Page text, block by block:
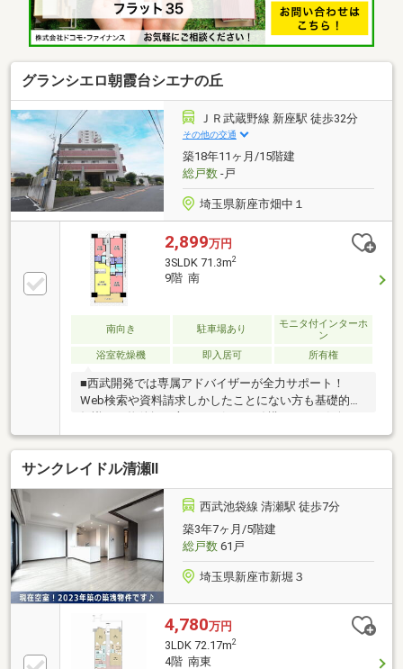
△▼△▼△▼△▼△▼△▼△▼△▼△▼△▼△▼△▼△▼
新座市の不動産の事は『ベストセレクト』へお任せく
グランシエロ朝霞台シエナの丘
ＪＲ武蔵野線 新座駅 徒歩32分
その他の交通
築18年11ヶ月/15階建
総戸数-戸
埼玉県新座市畑中１
2,899万円
3SLDK 71.3m2
9階 南
南向き 駐車場あり
モニタ付インターホ
ン
浴室乾燥機
即入居可 所有権
■西武開発では専属アドバイザーが全力サポート！
Web検索や資料請求しかしたことにない方も基礎的な
知識から物件探し方まで、何でも結構です。お気軽に
ご相談ください。◆Web検索ではカバーしきれないご
要望にもお答えできます！◆ホームページ未掲載物件
や当社でしか扱っていない物件からも厳選してオスス
メ物件をご紹介！◆アドバイザー全員が損害保険募集
人資格保持者アフターフォローもおまかせください！
◆お住まいの購入にかかわる住宅ローン【フラット
35】・【家電販売】・【家具販売】・【保険の見直
し】等におせっかいをする会社です！
サンクレイドル清瀬Ⅱ
西武池袋線 清瀬駅 徒歩7分
築3年7ヶ月/5階建
総戸数61戸
埼玉県新座市新堀３
4,780万円
3LDK 72.17m2
4階 南東